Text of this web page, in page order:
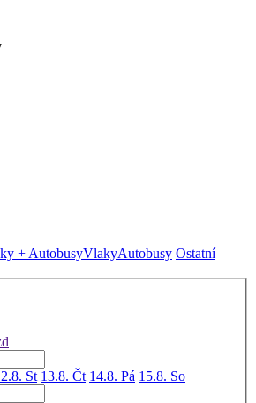
+ AutobusyVlakyAutobusy Ostatní
St 13.8. Čt 14.8. Pá 15.8. So